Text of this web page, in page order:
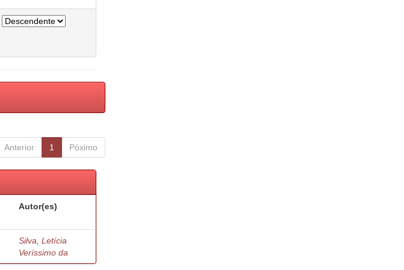
Anterior 1 Póximo
Autor(es)
Silva, Letícia
Veríssimo da